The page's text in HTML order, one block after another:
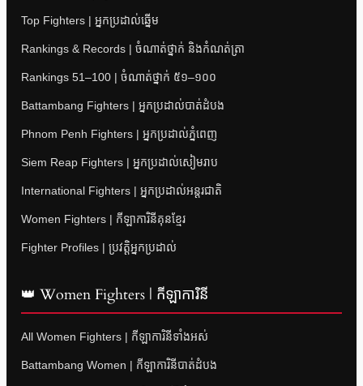
Top Fighters | អ្នកប្រដាល់ឆ្នើម
Rankings & Records | ចំណាត់ថ្នាក់ និងកំណត់ត្រា
Rankings 51–100 | ចំណាត់ថ្នាក់ ៥១–១០០
Battambang Fighters | អ្នកប្រដាល់បាត់ដំបង
Phnom Penh Fighters | អ្នកប្រដាល់ភ្នំពេញ
Siem Reap Fighters | អ្នកប្រដាល់សៀមរាប
International Fighters | អ្នកប្រដាល់អន្តរជាតិ
Women Fighters | កីឡាការិនីគុនខ្មែរ
Fighter Profiles | ប្រវត្តិអ្នកប្រដាល់
👑 Women Fighters | កីឡាការិនី
All Women Fighters | កីឡាការិនីទាំងអស់
Battambang Women | កីឡាការិនីបាត់ដំបង